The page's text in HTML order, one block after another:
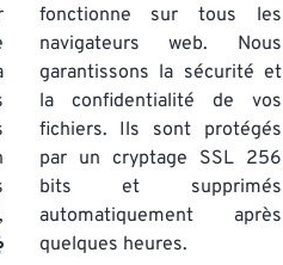
fonctionne sur tous les
navigateurs web. Nous
garantissons la sécurité et
la confidentialité de vos
fichiers. Ils sont protégés
par un cryptage SSL 256
bits et supprimés
automatiquement après
quelques heures.